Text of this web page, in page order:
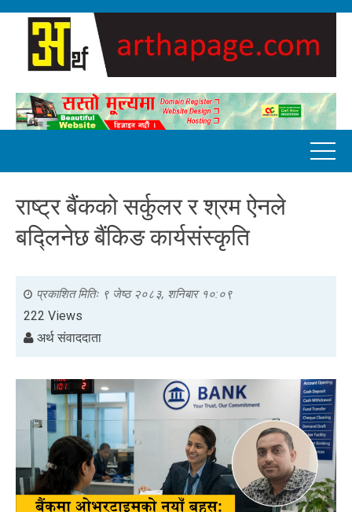
राष्ट्र बैंकको सर्कुलर र श्रम ऐनले
बद्लिनेछ बैंकिङ कार्यसंस्कृति
प्रकाशित मितिः ९ जेष्ठ २०८३, शनिबार १०:०९
222 Views
अर्थ संवाददाता